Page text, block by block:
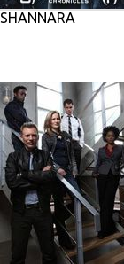
SHANNARA